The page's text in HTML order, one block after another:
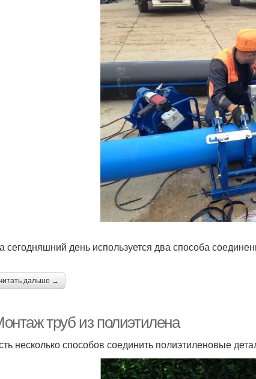
сегодняшний день используется два способа
дальше →
труб из полиэтилена
несколько способов соединить полиэтиленовые